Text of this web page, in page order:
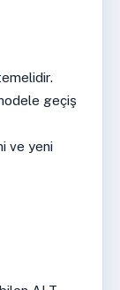
geçiş
ve yeni